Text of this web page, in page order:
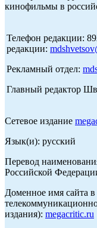
кинофильмы в
Телефон редакции:
редакции:
Рекламный отдел:
Главный редактор
Сетевое издание
Язык(и): русский
Перевод
Российской
Доменное имя сайта
издания): megacritic.ru